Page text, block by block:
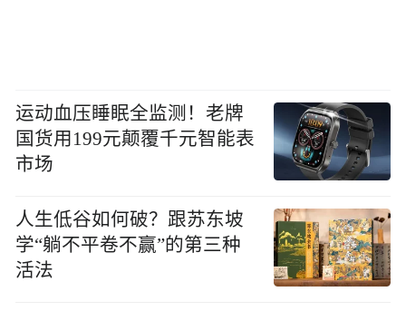
运动血压睡眠全监测！老牌
国货用199元颠覆千元智能表
市场
人生低谷如何破？跟苏东坡
学“躺不平卷不赢”的第三种
活法